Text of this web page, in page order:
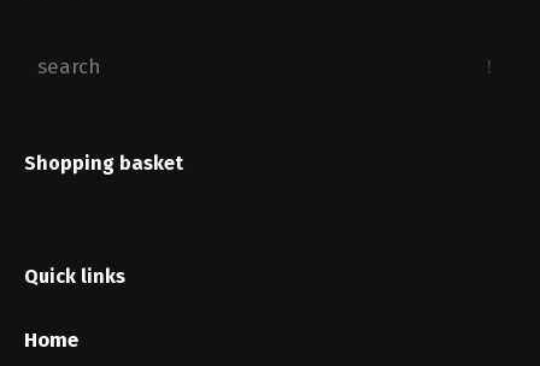
Shopping basket
Quick links
Home